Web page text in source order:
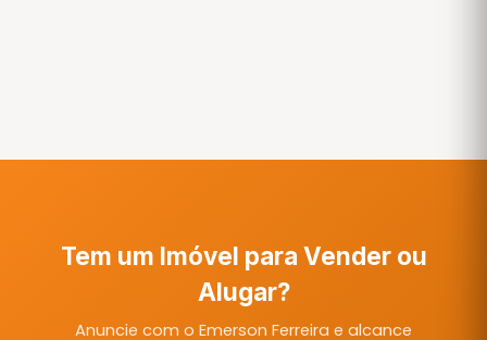
Tem um Imóvel para Vender ou
Alugar?
Anuncie com o Emerson Ferreira e alcance